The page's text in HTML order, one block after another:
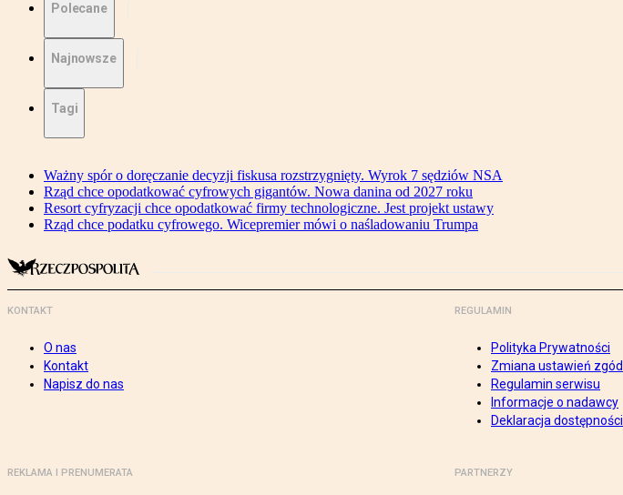
Polecane
Najnowsze
Tagi
Ważny spór o doręczanie decyzji fiskusa rozstrzygnięty. Wyrok 7 sędziów NSA
Rząd chce opodatkować cyfrowych gigantów. Nowa danina od 2027 roku
Resort cyfryzacji chce opodatkować firmy technologiczne. Jest projekt ustawy
Rząd chce podatku cyfrowego. Wicepremier mówi o naśladowaniu Trumpa
KONTAKT
O nas
Kontakt
Napisz do nas
REGULAMIN
Polityka Prywatności
Zmiana ustawień zgód
Regulamin serwisu
Informacje o nadawcy
Deklaracja dostępności
REKLAMA I PRENUMERATA PARTNERZY